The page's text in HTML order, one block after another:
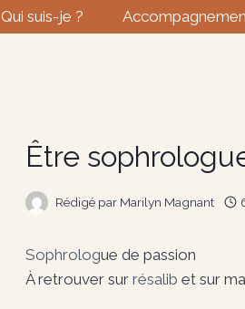
Qui suis-je ?
Être
Rédigé par Marilyn Magnant
Sophrologue de passion
À retrouver sur résalib et sur ma